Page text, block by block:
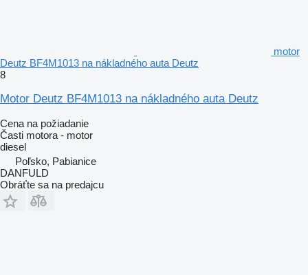
motor
Deutz BF4M1013 na nákladného auta Deutz
8
Motor Deutz BF4M1013 na nákladného auta Deutz
Cena na požiadanie
Časti motora - motor
diesel
Poľsko, Pabianice
DANFULD
Obráťte sa na predajcu